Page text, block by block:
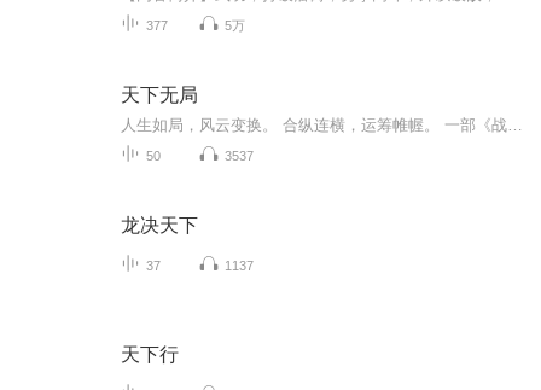
377 5万
天下无局
50 3537
龙决天下
37 1137
天下行